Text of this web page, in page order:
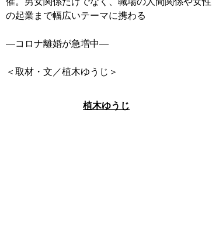
の起業まで幅広いテーマに携わる
―コロナ離婚が急増中―
＜取材・文／植木ゆうじ＞
植木ゆうじ